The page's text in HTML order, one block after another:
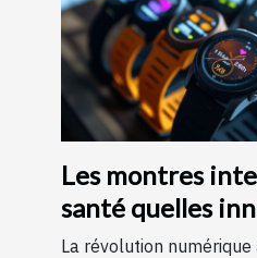
Les montres
santé quelles
le suivi
La révolution